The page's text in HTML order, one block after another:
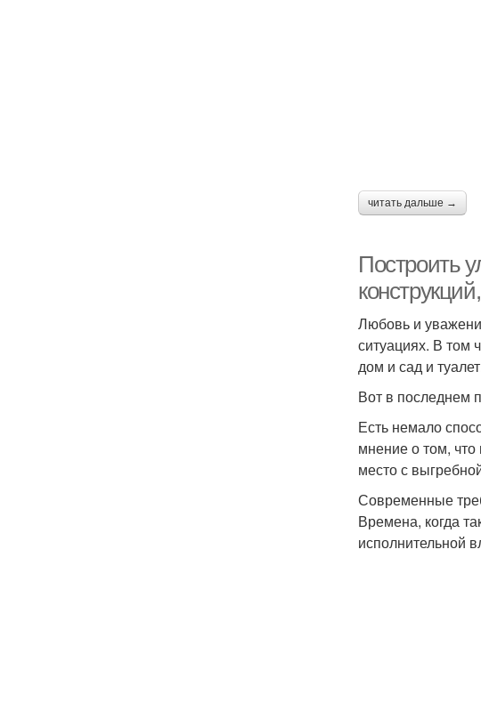
читать дальше →
Построить
Любовь и
ситуациях. В том
дом и сад и
Вот в последнем
Есть немало
мнение о том,
место с
Современные
Времена, когда
исполнительной